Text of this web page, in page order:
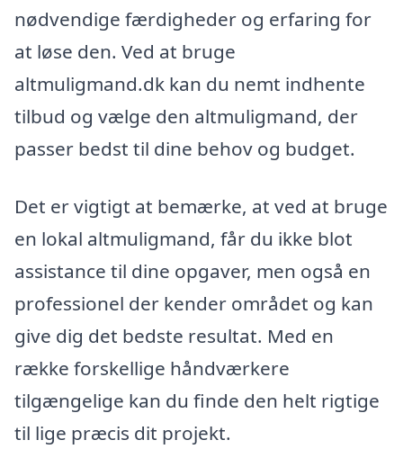
nødvendige færdigheder og erfaring for
at løse den. Ved at bruge
altmuligmand.dk kan du nemt indhente
tilbud og vælge den altmuligmand, der
passer bedst til dine behov og budget.
Det er vigtigt at bemærke, at ved at bruge
en lokal altmuligmand, får du ikke blot
assistance til dine opgaver, men også en
professionel der kender området og kan
give dig det bedste resultat. Med en
række forskellige håndværkere
tilgængelige kan du finde den helt rigtige
til lige præcis dit projekt.